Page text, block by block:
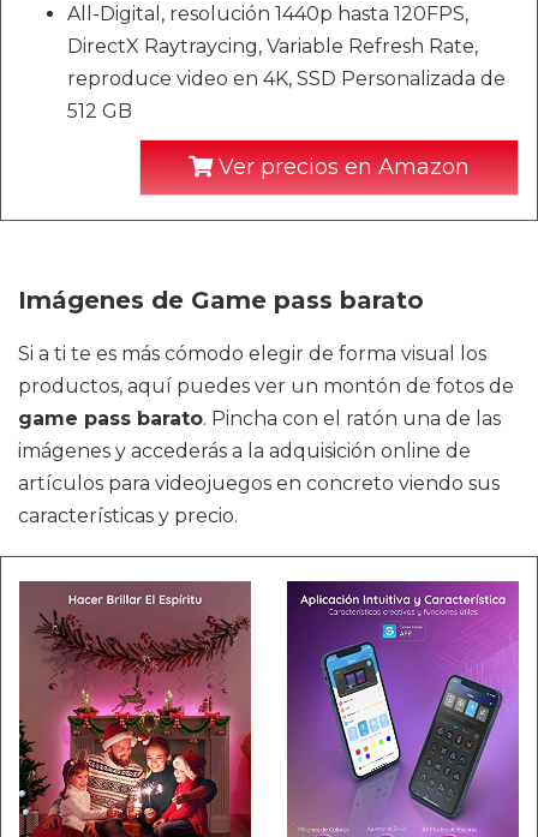
All-Digital, resolución 1440p hasta 120FPS,
DirectX Raytraycing, Variable Refresh Rate,
reproduce video en 4K, SSD Personalizada de
512 GB
Ver precios en Amazon
Imágenes de Game pass barato
Si a ti te es más cómodo elegir de forma visual los
productos, aquí puedes ver un montón de fotos de
game pass barato. Pincha con el ratón una de las
imágenes y accederás a la adquisición online de
artículos para videojuegos en concreto viendo sus
características y precio.